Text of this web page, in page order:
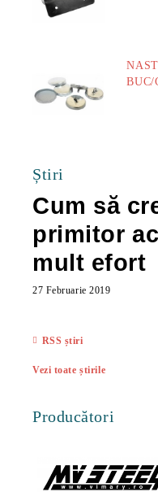
BUC/
Știri
Cum să
primitor
mult efort
27 Februarie 2019
RSS știri
Vezi toate știrile
Producători